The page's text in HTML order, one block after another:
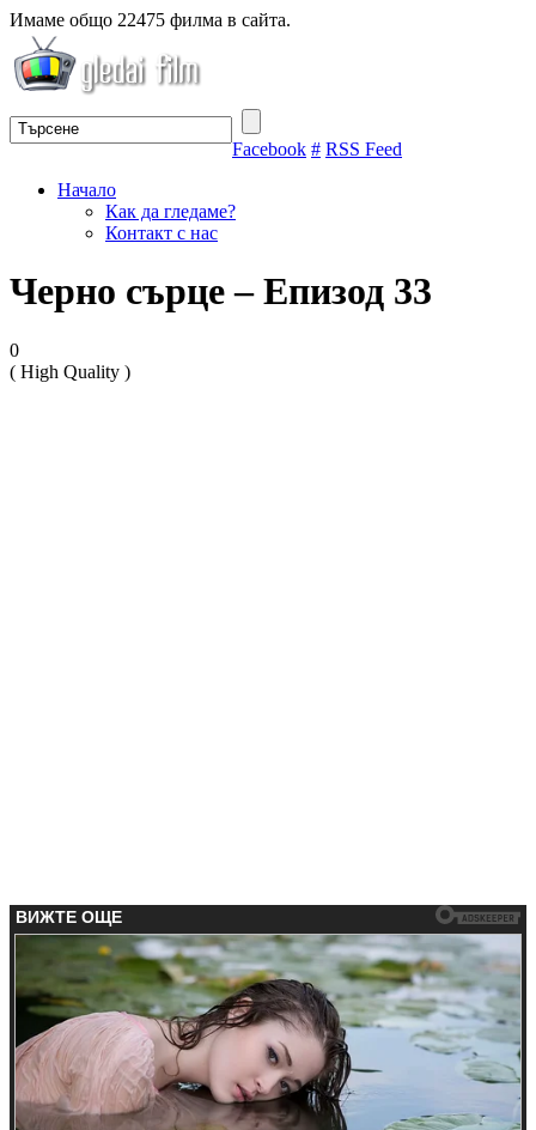
Имаме общо 22475 филма в сайта.
Facebook # RSS Feed
Начало
Как да гледаме?
Контакт с нас
Черно сърце – Епизод 33
0
( High Quality )